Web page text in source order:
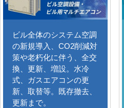
ビル全体のシステム空調
の新規導入、CO2削減対
策や老朽化に伴う、全交
換、更新、増設。水冷
式、ガスエアコンの更
新、取替等。既存撤去、
更新まで。